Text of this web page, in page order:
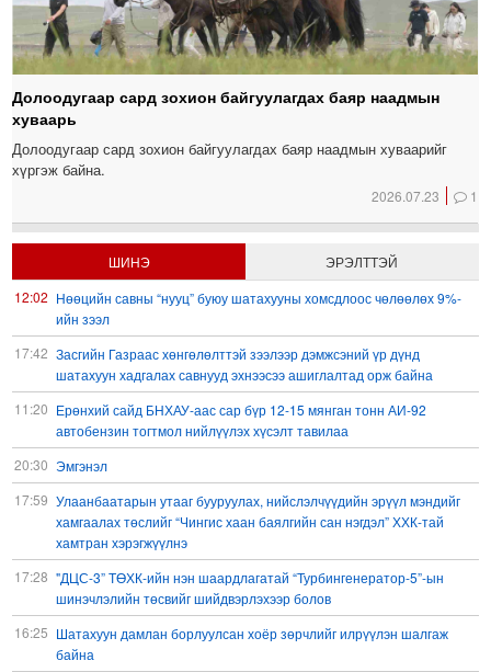
Долоодугаар сард зохион байгуулагдах баяр наадмын
хуваарь
Долоодугаар сард зохион байгуулагдах баяр наадмын хуваарийг
хүргэж байна.
2026.07.23 1
ШИНЭ
ЭРЭЛТТЭЙ
12:02 Нөөцийн савны “нууц” буюу шатахууны хомсдлоос чөлөөлөх 9%-
ийн зээл
17:42 Засгийн Газраас хөнгөлөлттэй зээлээр дэмжсэний үр дүнд
шатахуун хадгалах савнууд эхнээсээ ашиглалтад орж байна
11:20 Ерөнхий сайд БНХАУ-аас сар бүр 12-15 мянган тонн АИ-92
автобензин тогтмол нийлүүлэх хүсэлт тавилаа
20:30 Эмгэнэл
17:59 Улаанбаатарын утааг бууруулах, нийслэлчүүдийн эрүүл мэндийг
хамгаалах төслийг “Чингис хаан баялгийн сан нэгдэл” ХХК-тай
хамтран хэрэгжүүлнэ
17:28 "ДЦС-3” ТӨХК-ийн нэн шаардлагатай “Турбингенератор-5”-ын
шинэчлэлийн төсвийг шийдвэрлэхээр болов
16:25 Шатахуун дамлан борлуулсан хоёр зөрчлийг илрүүлэн шалгаж
байна